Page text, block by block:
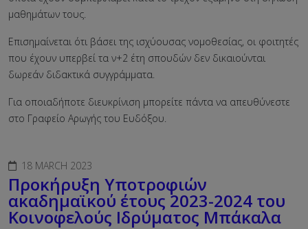
μαθημάτων τους.
Επισημαίνεται ότι βάσει της ισχύουσας νομοθεσίας, οι φοιτητές
που έχουν υπερβεί τα ν+2 έτη σπουδών δεν δικαιούνται
δωρεάν διδακτικά συγγράμματα.
Για οποιαδήποτε διευκρίνιση μπορείτε πάντα να απευθύνεστε
στο Γραφείο Αρωγής του Ευδόξου.
18 MARCH 2023
Προκήρυξη Υποτροφιών
ακαδημαϊκού έτους 2023-2024 του
Κοινοφελούς Ιδρύματος Μπάκαλα